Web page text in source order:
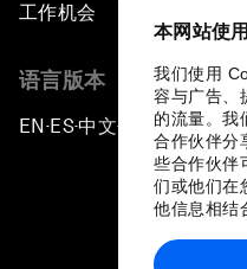
本网站使
我们使用
容与广告、
的流量。我
合作伙伴分
些合作伙伴
们或他们在
他信息相结
工作机会
语言版本
EN ▪ ES▪中文▪ 日本語